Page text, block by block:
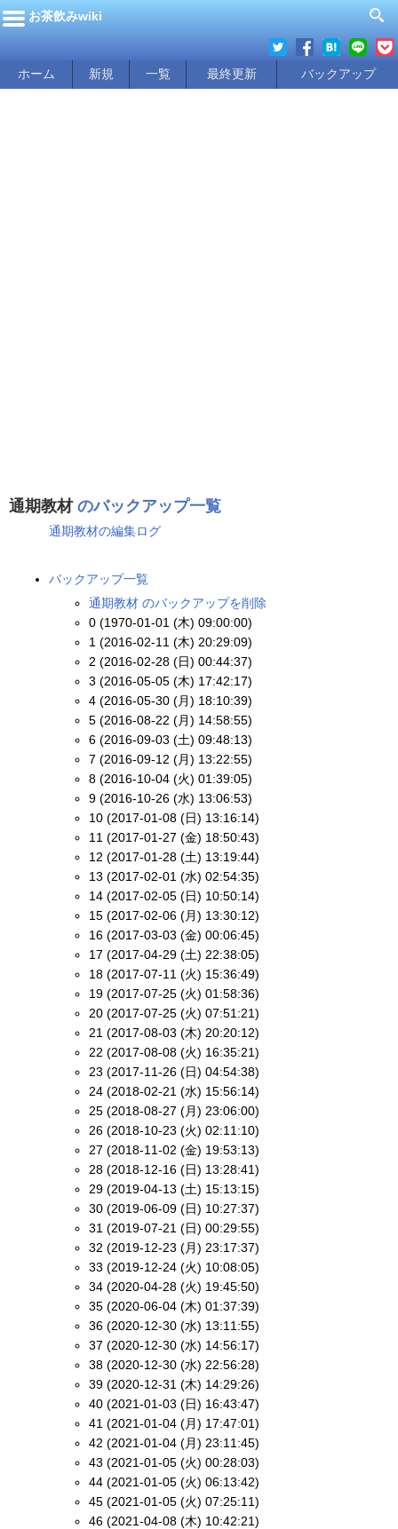
お茶飲みwiki
ホーム 新規 一覧 最終更新 バックアップ
通期教材のバックアップ一覧
通期教材の編集ログ
バックアップ一覧
通期教材 のバックアップを削除
0 (1970-01-01 (木) 09:00:00)
1 (2016-02-11 (木) 20:29:09)
2 (2016-02-28 (日) 00:44:37)
3 (2016-05-05 (木) 17:42:17)
4 (2016-05-30 (月) 18:10:39)
5 (2016-08-22 (月) 14:58:55)
6 (2016-09-03 (土) 09:48:13)
7 (2016-09-12 (月) 13:22:55)
8 (2016-10-04 (火) 01:39:05)
9 (2016-10-26 (水) 13:06:53)
10 (2017-01-08 (日) 13:16:14)
11 (2017-01-27 (金) 18:50:43)
12 (2017-01-28 (土) 13:19:44)
13 (2017-02-01 (水) 02:54:35)
14 (2017-02-05 (日) 10:50:14)
15 (2017-02-06 (月) 13:30:12)
16 (2017-03-03 (金) 00:06:45)
17 (2017-04-29 (土) 22:38:05)
18 (2017-07-11 (火) 15:36:49)
19 (2017-07-25 (火) 01:58:36)
20 (2017-07-25 (火) 07:51:21)
21 (2017-08-03 (木) 20:20:12)
22 (2017-08-08 (火) 16:35:21)
23 (2017-11-26 (日) 04:54:38)
24 (2018-02-21 (水) 15:56:14)
25 (2018-08-27 (月) 23:06:00)
26 (2018-10-23 (火) 02:11:10)
27 (2018-11-02 (金) 19:53:13)
28 (2018-12-16 (日) 13:28:41)
29 (2019-04-13 (土) 15:13:15)
30 (2019-06-09 (日) 10:27:37)
31 (2019-07-21 (日) 00:29:55)
32 (2019-12-23 (月) 23:17:37)
33 (2019-12-24 (火) 10:08:05)
34 (2020-04-28 (火) 19:45:50)
35 (2020-06-04 (木) 01:37:39)
36 (2020-12-30 (水) 13:11:55)
37 (2020-12-30 (水) 14:56:17)
38 (2020-12-30 (水) 22:56:28)
39 (2020-12-31 (木) 14:29:26)
40 (2021-01-03 (日) 16:43:47)
41 (2021-01-04 (月) 17:47:01)
42 (2021-01-04 (月) 23:11:45)
43 (2021-01-05 (火) 00:28:03)
44 (2021-01-05 (火) 06:13:42)
45 (2021-01-05 (火) 07:25:11)
46 (2021-04-08 (木) 10:42:21)